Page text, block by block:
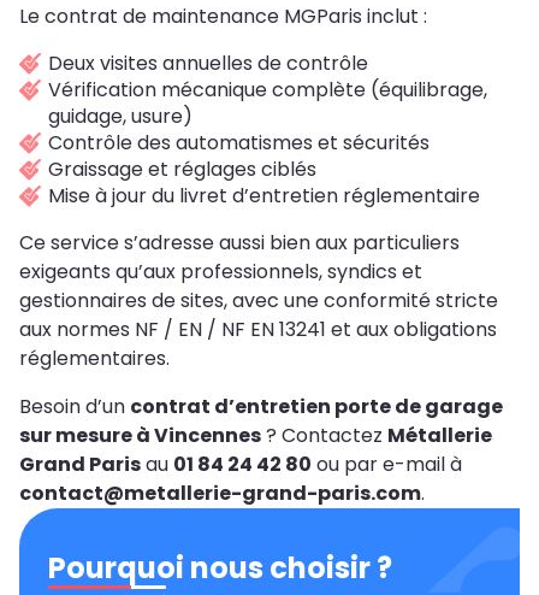
Le contrat de maintenance MGParis inclut :
Deux visites annuelles de contrôle
Vérification mécanique complète (équilibrage,
guidage, usure)
Contrôle des automatismes et sécurités
Graissage et réglages ciblés
Mise à jour du livret d’entretien réglementaire
Ce service s’adresse aussi bien aux particuliers
exigeants qu’aux professionnels, syndics et
gestionnaires de sites, avec une conformité stricte
aux normes NF / EN / NF EN 13241 et aux obligations
réglementaires.
Besoin d’un contrat d’entretien porte de garage
sur mesure à Vincennes? Contactez Métallerie
Grand Parisau 01 84 24 42 80 ou par e-mail à
contact@metallerie-grand-paris.com.
Pourquoi nous choisir ?